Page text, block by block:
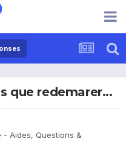
que redemarer...
- Aides, Questions &